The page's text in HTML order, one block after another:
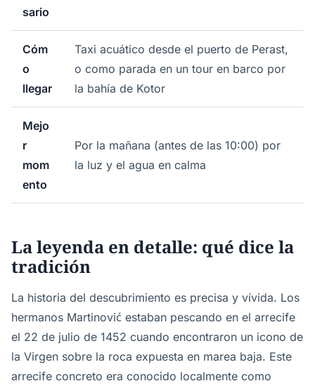
sario
Cóm
o
llegar
Taxi acuático desde el puerto de Perast,
o como parada en un tour en barco por
la bahía de Kotor
Mejo
r
mom
ento
Por la mañana (antes de las 10:00) por
la luz y el agua en calma
La leyenda en detalle: qué dice la
tradición
La historia del descubrimiento es precisa y vívida. Los
hermanos Martinović estaban pescando en el arrecife
el 22 de julio de 1452 cuando encontraron un icono de
la Virgen sobre la roca expuesta en marea baja. Este
arrecife concreto era conocido localmente como